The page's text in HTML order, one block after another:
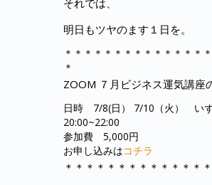
明日もツヤのます１日を。
＊＊＊＊＊＊＊＊＊＊＊＊＊＊
＊
ZOOM ７月ビジネス運気講座
日時 7/8(日） 7/10（火） い
20:00~22:00
参加費 5,000円
お申し込みはコチラ
＊＊＊＊＊＊＊＊＊＊＊＊＊